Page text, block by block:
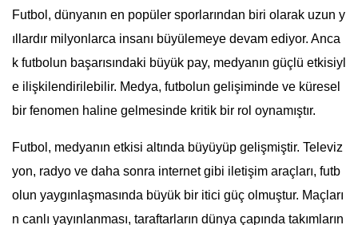
Futbol, dünyanın en popüler sporlarından biri olarak uzun y
ıllardır milyonlarca insanı büyülemeye devam ediyor. Anca
k futbolun başarısındaki büyük pay, medyanın güçlü etkisiyl
e ilişkilendirilebilir. Medya, futbolun gelişiminde ve küresel
bir fenomen haline gelmesinde kritik bir rol oynamıştır.
Futbol, medyanın etkisi altında büyüyüp gelişmiştir. Televiz
yon, radyo ve daha sonra internet gibi iletişim araçları, futb
olun yaygınlaşmasında büyük bir itici güç olmuştur. Maçları
n canlı yayınlanması, taraftarların dünya çapında takımların